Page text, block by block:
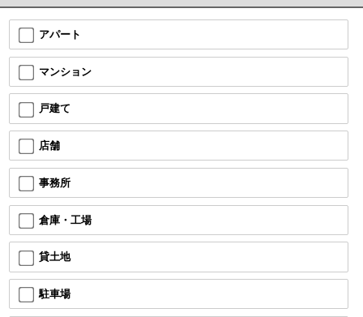
アパート
マンション
戸建て
店舗
事務所
倉庫・工場
貸土地
駐車場